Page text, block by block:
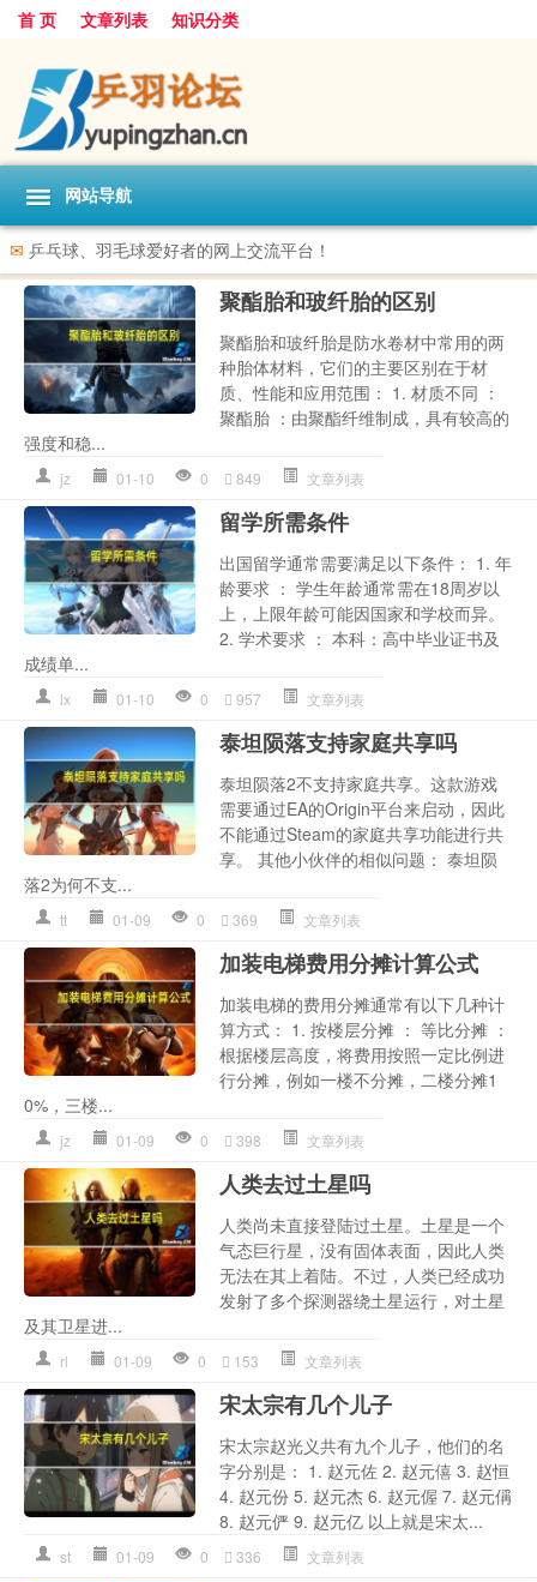
首 页 文章列表 知识分类
网站导航
✉ 乒乓球、羽毛球爱好者的网上交流平台！
聚酯胎和玻纤胎的区别
聚酯胎和玻纤胎是防水卷材中常用的两
种胎体材料，它们的主要区别在于材
质、性能和应用范围： 1. 材质不同 ：
聚酯胎 ：由聚酯纤维制成，具有较高的
强度和稳...
jz 01-10 0 849 文章列表
留学所需条件
出国留学通常需要满足以下条件： 1. 年
龄要求 ： 学生年龄通常需在18周岁以
上，上限年龄可能因国家和学校而异。
2. 学术要求 ： 本科：高中毕业证书及
成绩单...
lx 01-10 0 957 文章列表
泰坦陨落支持家庭共享吗
泰坦陨落2不支持家庭共享。这款游戏
需要通过EA的Origin平台来启动，因此
不能通过Steam的家庭共享功能进行共
享。 其他小伙伴的相似问题： 泰坦陨
落2为何不支...
tt 01-09 0 369 文章列表
加装电梯费用分摊计算公式
加装电梯的费用分摊通常有以下几种计
算方式： 1. 按楼层分摊 ： 等比分摊 ：
根据楼层高度，将费用按照一定比例进
行分摊，例如一楼不分摊，二楼分摊1
0%，三楼...
jz 01-09 0 398 文章列表
人类去过土星吗
人类尚未直接登陆过土星。土星是一个
气态巨行星，没有固体表面，因此人类
无法在其上着陆。不过，人类已经成功
发射了多个探测器绕土星运行，对土星
及其卫星进...
rl 01-09 0 153 文章列表
宋太宗有几个儿子
宋太宗赵光义共有九个儿子，他们的名
字分别是： 1. 赵元佐 2. 赵元僖 3. 赵恒
4. 赵元份 5. 赵元杰 6. 赵元偓 7. 赵元偁
8. 赵元俨 9. 赵元亿 以上就是宋太...
st 01-09 0 336 文章列表